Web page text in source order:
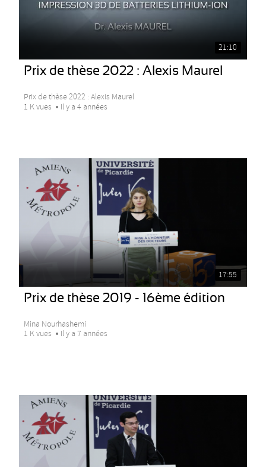
21:10
Prix de thèse 2022 : Alexis Maurel
Prix de thèse 2022 : Alexis Maurel
1 K vues
Il y a 4 années
17:55
Prix de thèse 2019 - 16ème édition
Mina Nourhashemi
1 K vues
Il y a 7 années